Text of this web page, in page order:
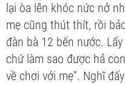
lại òa lên khóc nức nở
mẹ cũng thút thít, rồi
đàn bà 12 bến nước.
chứ làm sao được hả
về chơi với mẹ”. Nghĩ